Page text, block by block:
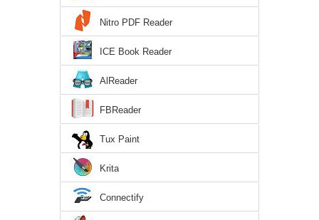
Nitro PDF Reader
ICE Book Reader
AlReader
FBReader
Tux Paint
Krita
Connectify